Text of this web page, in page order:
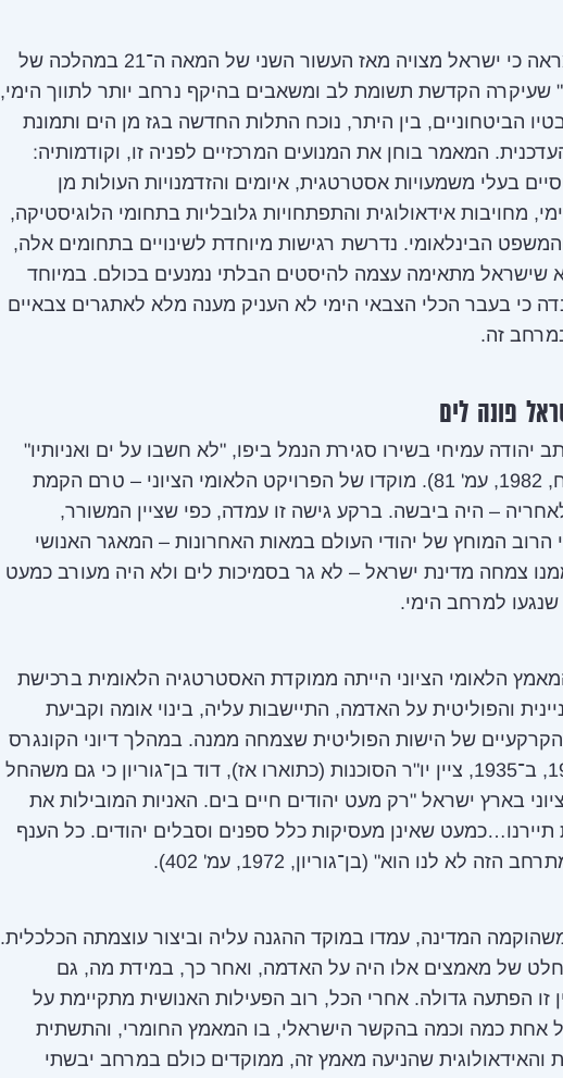
המאמר מראה כי ישראל מצויה מאז העשור השני של המאה ה־21 במהלכה של
שעיקרה הקדשת תשומת לב ומשאבים בהיקף נרחב יותר לתווך הימי,
הביטחוניים, בין היתר, נוכח התלות החדשה בגז מן הים ותמונת
המאמר בוחן את המנועים המרכזיים לפניה זו, וקודמותיה:
בעלי משמעויות אסטרטגית, איומים והזדמנויות העולות מן
מחויבות אידאולוגית והתפתחויות גלובליות בתחומי הלוגיסטיקה,
הבינלאומי. נדרשת רגישות מיוחדת לשינויים בתחומים אלה,
שישראל מתאימה עצמה להיסטים הבלתי נמנעים בכולם. במיוחד
כי בעבר הכלי הצבאי הימי לא העניק מענה מלא לאתגרים צבאיים
זה.
פונה לים
יהודה עמיחי בשירו סגירת הנמל ביפו, "לא חשבו על ים ואניותיו"
(נגיד ופסח, 1982, עמ' 81). מוקדו של הפרויקט הלאומי הציוני – טרם הקמת
– היה ביבשה. ברקע גישה זו עמדה, כפי שציין המשורר,
הרוב המוחץ של יהודי העולם במאות האחרונות – המאגר האנושי
ממנו צמחה מדינת ישראל – לא גר בסמיכות לים ולא היה מעורב כמעט
שנגעו למרחב הימי.
הלאומי הציוני הייתה ממוקדת האסטרטגיה הלאומית ברכישת
והפוליטית על האדמה, התיישבות עליה, בינוי אומה וקביעת
הקרקעיים של הישות הפוליטית שצמחה ממנה. במהלך דיוני הקונגרס
הציוני ה־19, ב־1935, ציין יו"ר הסוכנות (כתוארו אז), דוד בן־גוריון כי גם משהחל
בארץ ישראל "רק מעט יהודים חיים בים. האניות המובילות את
תיירנו…כמעט שאינן מעסיקות כלל ספנים וסבלים יהודים. כל הענף
הזה לא לנו הוא" (בן־גוריון, 1972, עמ' 402).
המדינה, עמדו במוקד ההגנה עליה וביצור עוצמתה הכלכלית.
של מאמצים אלו היה על האדמה, ואחר כך, במידת מה, גם
זו הפתעה גדולה. אחרי הכל, רוב הפעילות האנושית מתקיימת על
אחת כמה וכמה בהקשר הישראלי, בו המאמץ החומרי, והתשתית
והאידאולוגית שהניעה מאמץ זה, ממוקדים כולם במרחב יבשתי